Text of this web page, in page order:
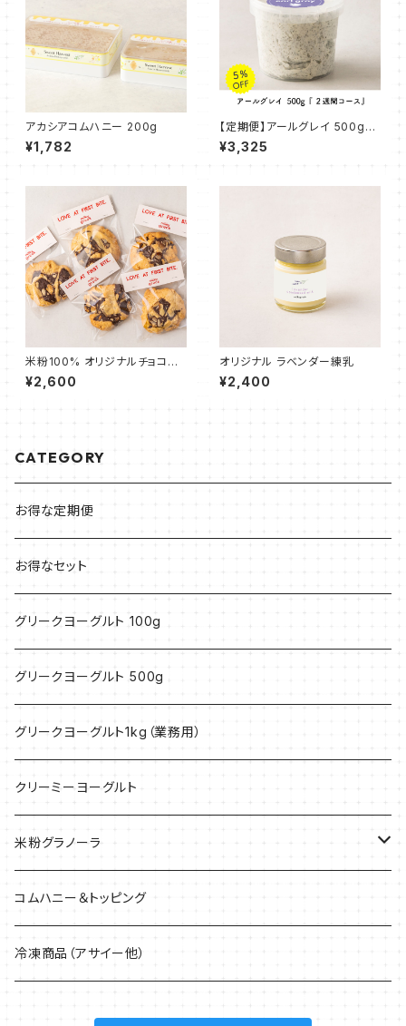
アカシアコムハニー 200g
¥1,782
【定期便】アールグレイ 500g
『２週間コース』
¥3,325
米粉100% オリジナルチョコチ
ャンククッキー 5枚
¥2,600
オリジナル ラベンダー練乳
¥2,400
CATEGORY
お得な定期便
お得なセット
グリークヨーグルト 100g
グリークヨーグルト 500g
グリークヨーグルト1kg（業務用）
クリーミーヨーグルト
米粉グラノーラ
40g
200g
コムハニー＆トッピング
冷凍商品（アサイー他）